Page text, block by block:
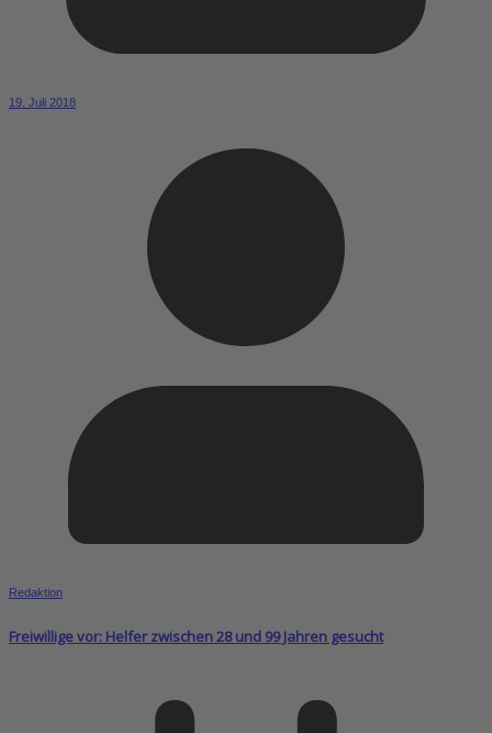
19. Juli 2018
Redaktion
Freiwillige vor: Helfer zwischen 28 und 99 Jahren gesucht